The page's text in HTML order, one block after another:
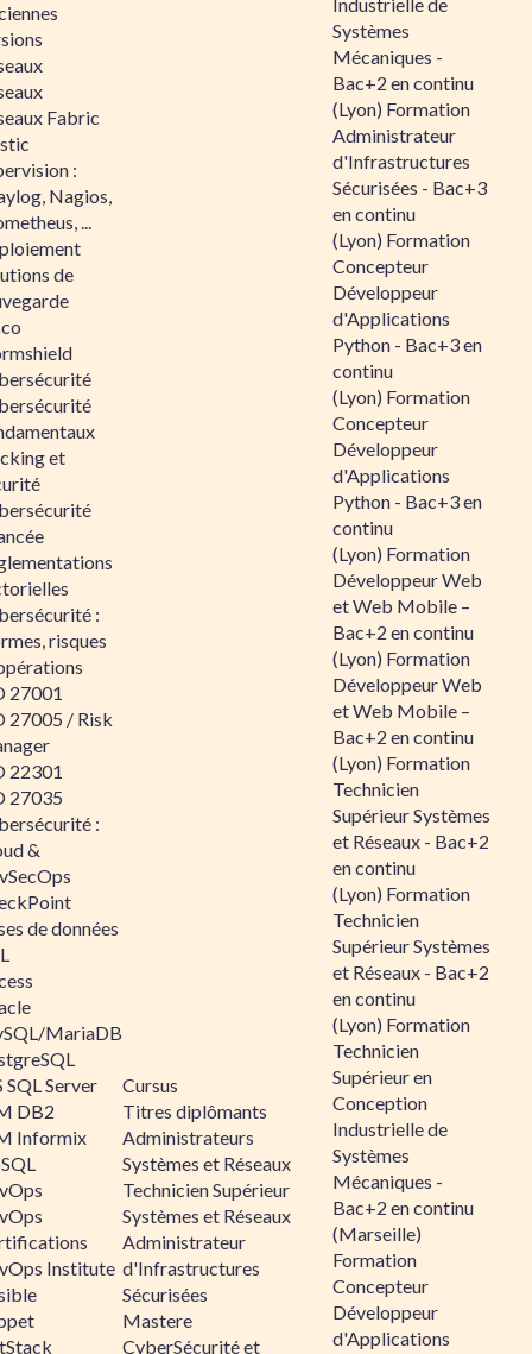
Fabric
:
Nagios,
...
de
et
:
risques
27001
27005 / Risk
22301
27035
:
&
de données
MariaDB
SQL Server
DB2
Informix
Institute
Cursus
Titres diplômants
Administrateurs
Systèmes et Réseaux
Technicien Supérieur
Systèmes et Réseaux
Administrateur
d'Infrastructures
Sécurisées
Mastere
CyberSécurité et
Systèmes
Mécaniques -
Bac+2 en continu
(Lyon) Formation
Administrateur
d'Infrastructures
Sécurisées - Bac+3
en continu
(Lyon) Formation
Concepteur
Développeur
d'Applications
Python - Bac+3 en
continu
(Lyon) Formation
Concepteur
Développeur
d'Applications
Python - Bac+3 en
continu
(Lyon) Formation
Développeur Web
et Web Mobile –
Bac+2 en continu
(Lyon) Formation
Développeur Web
et Web Mobile –
Bac+2 en continu
(Lyon) Formation
Technicien
Supérieur Systèmes
et Réseaux - Bac+2
en continu
(Lyon) Formation
Technicien
Supérieur Systèmes
et Réseaux - Bac+2
en continu
(Lyon) Formation
Technicien
Supérieur en
Conception
Industrielle de
Systèmes
Mécaniques -
Bac+2 en continu
(Marseille)
Formation
Concepteur
Développeur
d'Applications